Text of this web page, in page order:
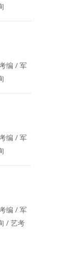
编 / 军
编 / 军
编 / 军
/ 艺考